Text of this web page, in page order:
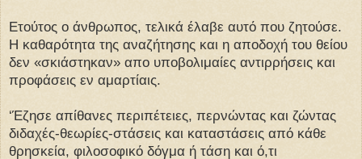
Ετούτος ο άνθρωπος, τελικά έλαβε αυτό που ζητούσε.
Η καθαρότητα της αναζήτησης και η αποδοχή του θείου
δεν «σκιάστηκαν» απο υποβολιμαίες αντιρρήσεις και
προφάσεις εν αμαρτίαις.
‘Έζησε απίθανες περιπέτειες, περνώντας και ζώντας
διδαχές-θεωρίες-στάσεις και καταστάσεις από κάθε
θρησκεία, φιλοσοφικό δόγμα ή τάση και ό,τι